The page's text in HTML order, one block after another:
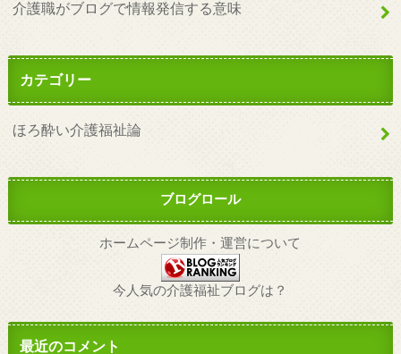
介護職がブログで情報発信する意味
カテゴリー
ほろ酔い介護福祉論
ブログロール
ホームページ制作・運営について
今人気の介護福祉ブログは？
最近のコメント